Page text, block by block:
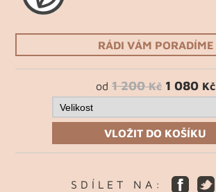
RÁDI VÁM PORADÍME
od 1 200 Kč 1 080 Kč
VLOŽIT DO KOŠÍKU
S D Í L E T N A :